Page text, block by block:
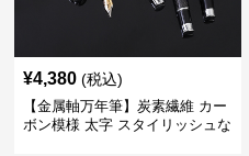
¥4,380 (税込)
【金属軸万年筆】炭素繊維 カー
ボン模様 太字 スタイリッシュな